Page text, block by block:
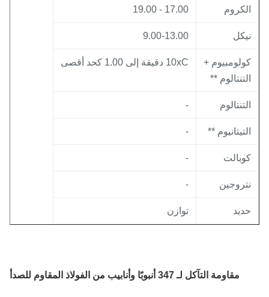
17.00 - 19.00
9.00-13.00
+
**
10xC دقيقة إلى 1.00 كحد أقصى
**
توازن
مقاومة التآكل لـ 347 أنبوبًا وأنابيب من الفولاذ المقاوم للصدأ